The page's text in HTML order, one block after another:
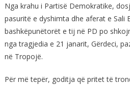
Nga krahu i Partisë Demokratike,
pasuritë e dyshimta dhe aferat e Sali
bashkëpunëtorët e tij në PD po
nga tragjedia e 21 janarit, Gërdeci,
në Tropojë.
Për më tepër, goditja që pritet të